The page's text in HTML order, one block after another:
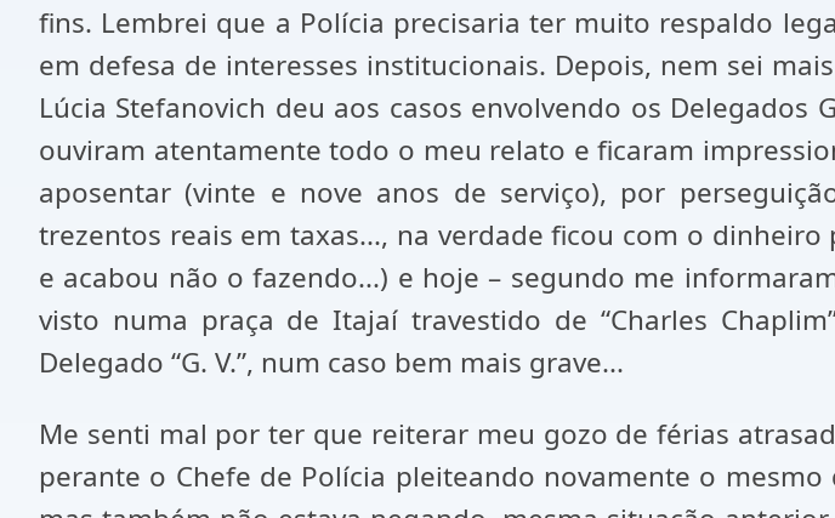
fins. Lembrei que a Polícia precisaria ter muito respaldo
em defesa de interesses institucionais. Depois, nem sei
Lúcia Stefanovich deu aos casos envolvendo os
ouviram atentamente todo o meu relato e ficaram
aposentar (vinte e nove anos de serviço), por
trezentos reais em taxas..., na verdade ficou com o
e acabou não o fazendo...) e hoje – segundo me
visto numa praça de Itajaí travestido de “Charles
Delegado “G. V.”, num caso bem mais grave...
Me senti mal por ter que reiterar meu gozo de férias
perante o Chefe de Polícia pleiteando novamente o